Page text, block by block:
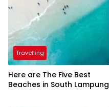
Travelling
Here are The Five Best
Beaches in South Lampung